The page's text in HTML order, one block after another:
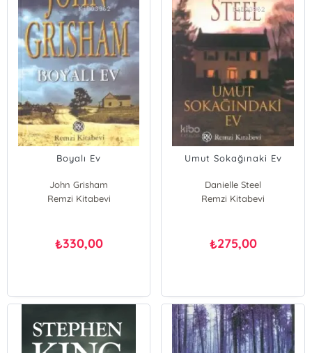
Boyalı Ev
John Grisham
Remzi Kitabevi
₺330,00
Umut Sokağınaki Ev
Danielle Steel
Remzi Kitabevi
₺275,00